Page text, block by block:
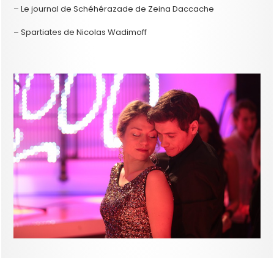
– Le journal de Schéhérazade de Zeina Daccache
– Spartiates de Nicolas Wadimoff